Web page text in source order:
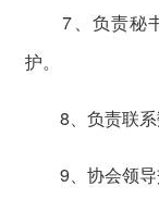
7、负责秘书
护。
8、负责联系
9、协会领导